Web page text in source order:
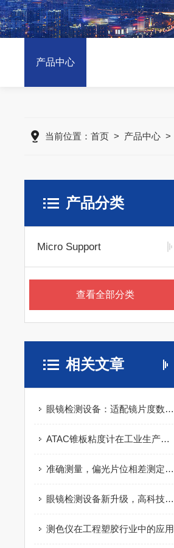
产品中心
当前位置：首页 > 产品中心 >
产品分类
Micro Support
查看全部分类
相关文章
眼镜检测设备：适配镜片度数 / 散光 / 透光率多参数检测
ATAC锥板粘度计在工业生产中的应用
准确测量，偏光片位相差测定装置领光学检测新高度
眼镜检测设备新升级，高科技助力眼镜行业迈向新高度！
测色仪在工程塑胶行业中的应用